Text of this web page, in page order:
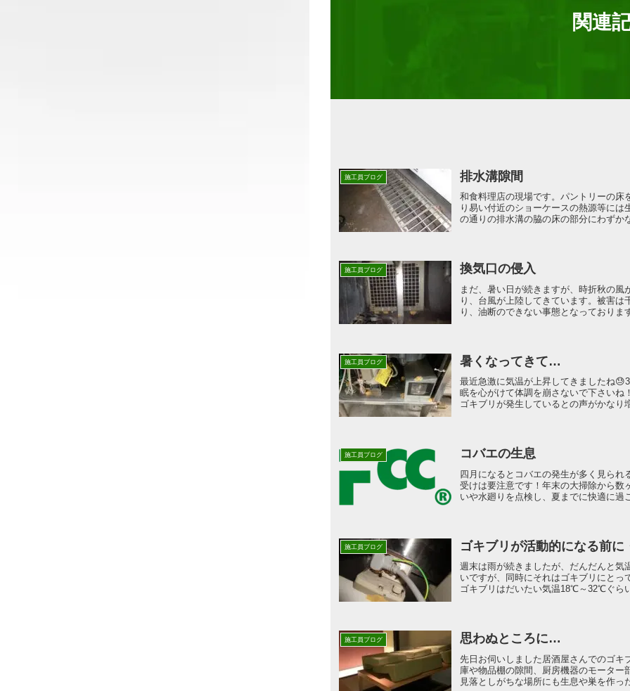
関連
施工員ブログ 排水溝隙間
和食料理店の現場です。パントリーの
り易い付近のショーケースの熱源等に
の通りの排水溝の脇の床の部分にわずか
施工員ブログ 換気口の侵入
まだ、暑い日が続きますが、時折秋の
り、台風が上陸してきています。被害
り、油断のできない事態となっておりま
施工員ブログ 暑くなってきて…
最近急激に気温が上昇してきましたね
眠を心がけて体調を崩さないで下さい
ゴキブリが発生しているとの声がかなり
施工員ブログ コバエの生息
四月になるとコバエの発生が多く見ら
受けは要注意です！年末の大掃除から
いや水廻りを点検し、夏までに快適に過
施工員ブログ ゴキブリが活動的になる前に
週末は雨が続きましたが、だんだんと
いですが、同時にそれはゴキブリにと
ゴキブリはだいたい気温18℃～32℃ぐら
施工員ブログ 思わぬところに…
先日お伺いしました居酒屋さんでのゴ
庫や物品棚の隙間、厨房機器のモータ
見落としがちな場所にも生息や巣を作っ